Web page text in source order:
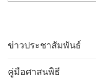
ข่าวประชาสัมพันธ์
คู่มือศาสนพิธี